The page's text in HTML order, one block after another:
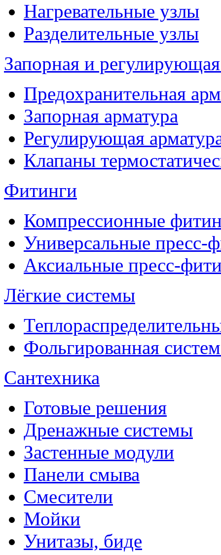
Нагревательные узлы
Разделительные узлы
Запорная и
Предохранительная
Запорная арматура
Регулирующая
Клапаны
Фитинги
Компрессионные
Универсальные пресс-
Аксиальные пресс-
Лёгкие системы
Фольгированная
Сантехника
Готовые решения
Дренажные системы
Застенные модули
Панели смыва
Смесители
Мойки
Унитазы, биде